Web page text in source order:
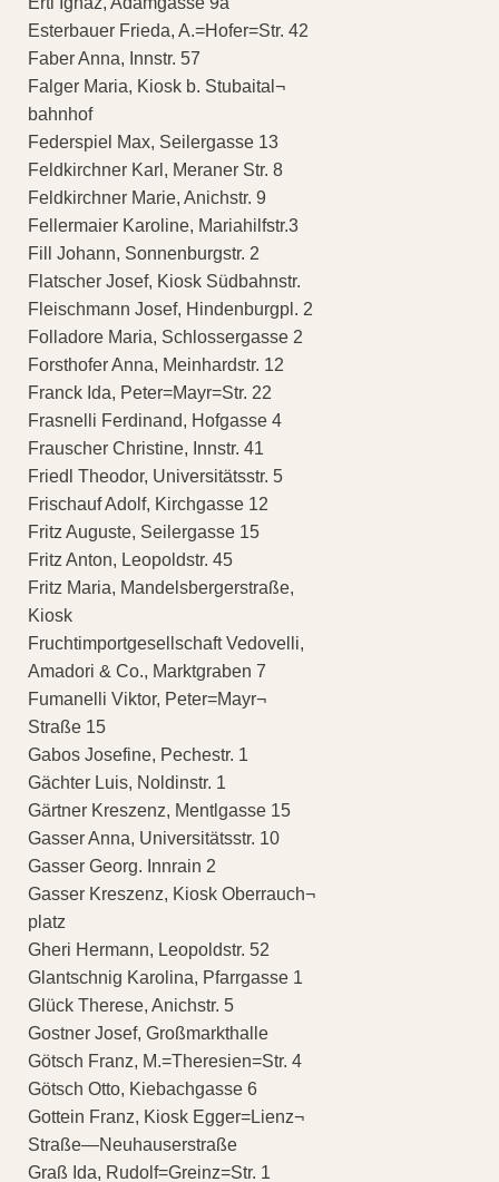
Esterbauer Frieda, A.=Hofer=Str. 42
Faber Anna, Innstr. 57
Falger Maria, Kiosk b. Stubaital¬
bahnhof
Federspiel Max, Seilergasse 13
Feldkirchner Karl, Meraner Str. 8
Feldkirchner Marie, Anichstr. 9
Fellermaier Karoline, Mariahilfstr.3
Fill Johann, Sonnenburgstr. 2
Flatscher Josef, Kiosk Südbahnstr.
Fleischmann Josef, Hindenburgpl. 2
Folladore Maria, Schlossergasse 2
Forsthofer Anna, Meinhardstr. 12
Franck Ida, Peter=Mayr=Str. 22
Frasnelli Ferdinand, Hofgasse 4
Frauscher Christine, Innstr. 41
Friedl Theodor, Universitätsstr. 5
Frischauf Adolf, Kirchgasse 12
Fritz Auguste, Seilergasse 15
Fritz Anton, Leopoldstr. 45
Fritz Maria, Mandelsbergerstraße,
Kiosk
Fruchtimportgesellschaft Vedovelli,
Amadori & Co., Marktgraben 7
Fumanelli Viktor, Peter=Mayr¬
Straße 15
Gabos Josefine, Pechestr. 1
Gächter Luis, Noldinstr. 1
Gärtner Kreszenz, Mentlgasse 15
Gasser Anna, Universitätsstr. 10
Gasser Georg. Innrain 2
Gasser Kreszenz, Kiosk Oberrauch¬
platz
Gheri Hermann, Leopoldstr. 52
Glantschnig Karolina, Pfarrgasse 1
Glück Therese, Anichstr. 5
Gostner Josef, Großmarkthalle
Götsch Franz, M.=Theresien=Str. 4
Götsch Otto, Kiebachgasse 6
Gottein Franz, Kiosk Egger=Lienz¬
Straße—Neuhauserstraße
Graß Ida, Rudolf=Greinz=Str. 1